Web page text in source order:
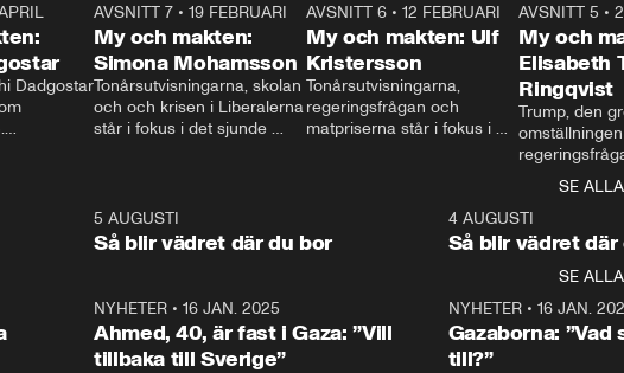
Dadgostar
Ska vi
vi förstås
24:30
AVSNITT 7• 19 FEBRUARI
My och makten:
Simona Mohamsson
Tonårsutvisningarna, skolan
och och krisen i Liberalerna
står i fokus i det sjunde
kommentator My
Rohwedder ställer
utbildnings- och
Mohamsson till svars.
27:30
AVSNITT 6 •12 FEBRUARI
My och makten: Ulf
Kristersson
Tonårsutvisningarna,
regeringsfrågan och
matpriserna står i fokus i
Rohwedder ställer
statsminister Ulf Kristersson
AVSNITT 5 •
My och
Elisabeth
Ringqvist
Trump, den
centrum i
avsnittet av
Makten”. Se
Aftonbladets
Rohwedder
Thand Ring
SE ALLA
5 AUGUSTI
Så blir vädret där du bor
4 AUGUSTI
Så blir vädret där
SE ALLA
NYHETER• 16 JAN. 2025
Ahmed, 40, är fast i Gaza: ”Vill
tillbaka till Sverige”
NYHETER• 16 JAN.
Gazaborna:
till?”